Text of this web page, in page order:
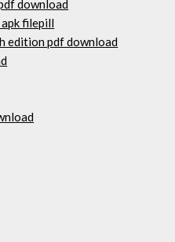
download
filepill
edition pdf download